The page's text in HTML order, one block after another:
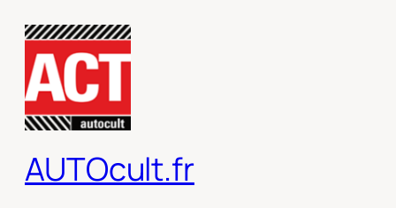
contenu
AUTOcult.fr